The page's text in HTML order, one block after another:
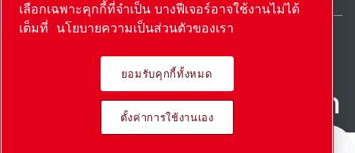
ผลิตภัณฑ์ที่เป็นนวัตกรรม นํา
ไปใช้อย่างหลงใหล
เลือกเฉพาะคุกกี้ที่จำเป็น บางฟีเจอร์อาจใช้งานไม่ได้
เต็มที่ นโยบายความเป็นส่วนตัวของเรา
ยอมรับคุกกี้ทั้งหมด
ตั้งค่าการใช้งานเอง